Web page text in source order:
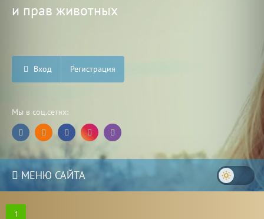
и прав животных
Вход Регистрация
Мы в соц.сетях:
МЕНЮ САЙТА
1